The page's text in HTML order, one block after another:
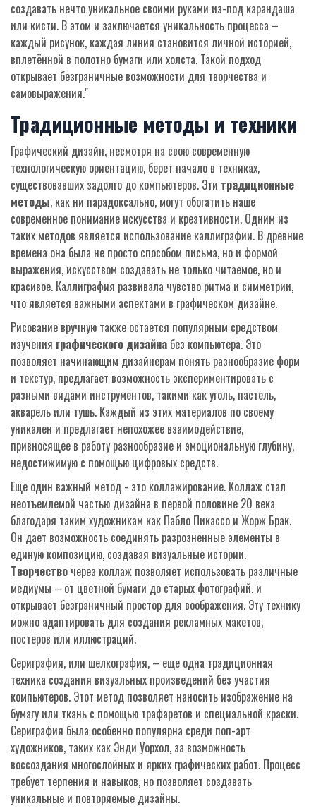
создавать нечто уникальное своими руками из-под карандаша
или кисти. В этом и заключается уникальность процесса –
каждый рисунок, каждая линия становится личной историей,
вплетённой в полотно бумаги или холста. Такой подход
открывает безграничные возможности для творчества и
самовыражения."
Традиционные методы и техники
Графический дизайн, несмотря на свою современную
технологическую ориентацию, берет начало в техниках,
существовавших задолго до компьютеров. Эти традиционные
методы, как ни парадоксально, могут обогатить наше
современное понимание искусства и креативности. Одним из
таких методов является использование каллиграфии. В древние
времена она была не просто способом письма, но и формой
выражения, искусством создавать не только читаемое, но и
красивое. Каллиграфия развивала чувство ритма и симметрии,
что является важными аспектами в графическом дизайне.
Рисование вручную также остается популярным средством
изучения графического дизайна без компьютера. Это
позволяет начинающим дизайнерам понять разнообразие форм
и текстур, предлагает возможность экспериментировать с
разными видами инструментов, такими как уголь, пастель,
акварель или тушь. Каждый из этих материалов по своему
уникален и предлагает непохожее взаимодействие,
привносящее в работу разнообразие и эмоциональную глубину,
недостижимую с помощью цифровых средств.
Еще один важный метод - это коллажирование. Коллаж стал
неотъемлемой частью дизайна в первой половине 20 века
благодаря таким художникам как Пабло Пикассо и Жорж Брак.
Он дает возможность соединять разрозненные элементы в
единую композицию, создавая визуальные истории.
Творчество через коллаж позволяет использовать различные
медиумы – от цветной бумаги до старых фотографий, и
открывает безграничный простор для воображения. Эту технику
можно адаптировать для создания рекламных макетов,
постеров или иллюстраций.
Сериграфия, или шелкография, – еще одна традиционная
техника создания визуальных произведений без участия
компьютеров. Этот метод позволяет наносить изображение на
бумагу или ткань с помощью трафаретов и специальной краски.
Сериграфия была особенно популярна среди поп-арт
художников, таких как Энди Уорхол, за возможность
воссоздания многослойных и ярких графических работ. Процесс
требует терпения и навыков, но позволяет создавать
уникальные и повторяемые дизайны.